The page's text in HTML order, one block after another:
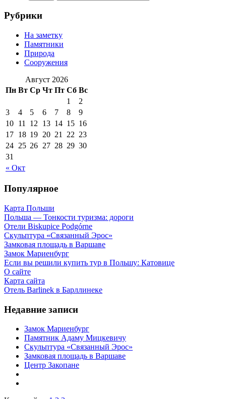
Рубрики
На заметку
Памятники
Природа
Сооружения
Август 2026
Пн Вт Ср Чт Пт Сб Вс
« Окт
1
2
3
4 5 6 7 8
9
10 11 12 13 14 15 16
17 18 19 20 21 22 23
24 25 26 27 28 29 30
31
Популярное
Карта Польши
Польша — Тонкости туризма: дороги
Отели Biskupice Podgórne
Скульптура «Связанный Эрос»
Замковая площадь в Варшаве
Замок Мариенбург
Если вы решили купить тур в Польшу: Катовице
О сайте
Карта сайта
Отель Barlinek в Барллинеке
Недавние записи
Замок Мариенбург
Памятник Адаму Мицкевичу
Скульптура «Связанный Эрос»
Замковая площадь в Варшаве
Центр Закопане